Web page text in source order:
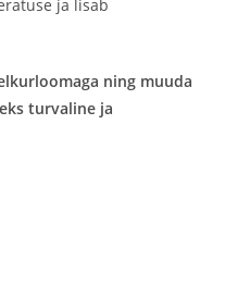
ja lisab
ning muuda
turvaline ja